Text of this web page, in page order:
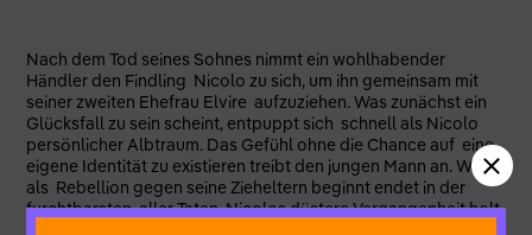
Nach dem Tod seines Sohnes nimmt ein wohlhabender
Händler den Findling Nicolo zu sich, um ihn gemeinsam mit
seiner zweiten Ehefrau Elvire aufzuziehen. Was zunächst ein
Glücksfall zu sein scheint, entpuppt sich schnell als Nicolo
persönlicher Albtraum. Das Gefühl ohne die Chance auf eine
eigene Identität zu existieren treibt den jungen Mann an. Was
als Rebellion gegen seine Zieheltern beginnt endet in der
furchtbarsten aller Taten. Nicolos düstere Vergangenheit holt